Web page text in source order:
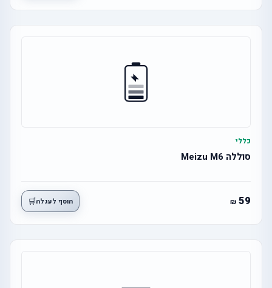
כללי
סוללה Meizu M6
59 הוסף לעגלה🛒